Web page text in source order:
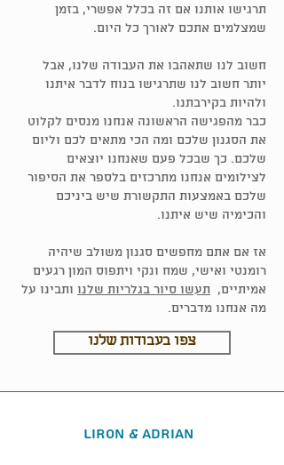
תרגישו אותנו אם זה בכלל אפשרי, בזמן
שמצלמים אתכם לאורך כל היום.
חשוב לנו שתאהבו את העבודה שלנו, אבל
יותר חשוב לנו שתרגישו בנוח לדבר איתנו
ולהיות בקירבתנו.
כבר מהפגישה הראשונה אנחנו מנסים לקלוט
את הסגנון שלכם ומה הכי מתאים לכם וליום
שלכם. כך שבכל פעם שאנחנו יוצאים
לצילומים אנחנו מתרכזים בלספר את הסיפור
שלכם באמצעות התקשורת שיש ביניכם
והכימיה שיש איתנו.
אז אם אתם מחפשים סגנון משולב שיהיה
רומנטי ואישי, שמח ונקי ויתפוס המון רגעים
אמיתיים, תעשו סיור בגלריות שלנו ותבינו על
מה אנחנו מדברים.
צפו בעבודות שלנו
Liron & Adrian